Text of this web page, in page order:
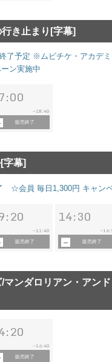
き止まり[字幕]
終了予定 ※ムビチケ・アカデ
ン実施中
~18:40
販売終了
字幕]
☆会員 毎日1,300円 キャン
~11:40
販売終了
14:30
~
販売終了
マンダロリアン・アン
~ 16:40
販売終了